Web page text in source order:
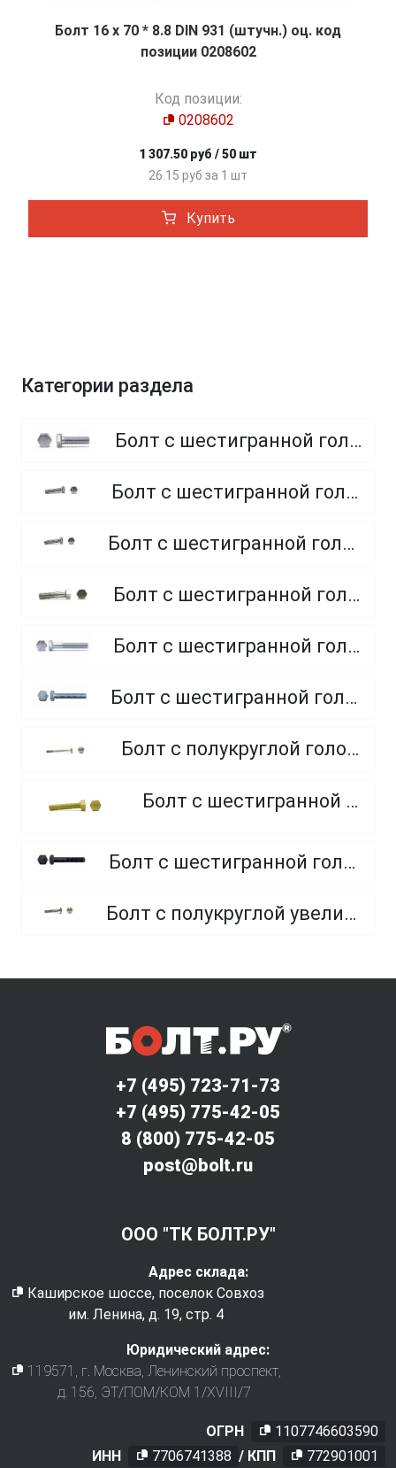
Болт 16 х 70 * 8.8 DIN 931 (штучн.) оц. код
позиции 0208602
Код позиции:
0208602
1 307.50 руб / 50 шт
26.15 руб за 1 шт
Купить
Категории раздела
Болт с шестигранной головкой, полная резьба, класс прочности 8.8
Болт с шестигранной головкой, полная резьба, класс прочности 4.8 и 5.8
Болт с шестигранной головкой, полная резьба, из нержавеющей стали A2 и A4
Болт с шестигранной головкой, неполная резьба, класс прочности 5.8
Болт с шестигранной головкой, неполная резьба, класс прочности 8.8
Болт с шестигранной головкой, полная резьба, класс прочности 10.9 и 12.9
Болт с полукруглой головкой и квадратным подголовником
Болт с шестигранной головкой, из латуни
Болт с шестигранной головкой, неполная резьба, класс прочности 10.9 и 12.9
Болт с полукруглой увеличенной головкой и усом класса точности C (мебельный)
+7 (495) 723-71-73
+7 (495) 775-42-05
8 (800) 775-42-05
post@bolt.ru
ООО "ТК БОЛТ.РУ"
Адрес склада:
Каширское шоссе, поселок Совхоз
им. Ленина, д. 19, стр. 4
Юридический адрес:
119571
, г. Москва Ленинский проспект,
д. 156, ЭТ/ПОМ/КОМ 1/XVIII/7
ОГРН
1107746603590
ИНН
7706741388 / КПП 772901001